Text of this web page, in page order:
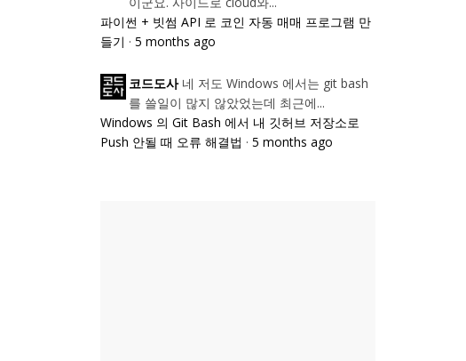
파이썬 + 빗썸 API 로 코인 자동 매매 프로그램 만
들기 · 5 months ago
코드도사 네 저도 Windows 에서는 git bash
를 쓸일이 많지 않았었는데 최근에...
Windows 의 Git Bash 에서 내 깃허브 저장소로
Push 안될 때 오류 해결법 · 5 months ago